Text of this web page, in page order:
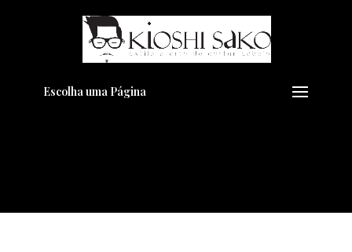
Escolha uma Página
Pensando em transformar seu
Visual??